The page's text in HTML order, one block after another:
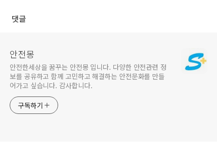
댓글
안전몽
안전한세상을 꿈꾸는 안전몽 입니다. 다양한 안전관련 정
보를 공유하고 함께 고민하고 해결하는 안전문화를 만들
어가고 싶습니다. 감사합니다.
구독하기